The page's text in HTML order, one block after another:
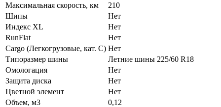
Максимальная скорость, км
210
Шипы
Нет
Индекс XL
Нет
RunFlat
Нет
Cargo (Легкогрузовые, кат. С) Нет
Типоразмер шины
Летние шины 225/60 R18
Омологация
Нет
Защита диска
Нет
Цветной элемент
Нет
Объем, м3
0,12